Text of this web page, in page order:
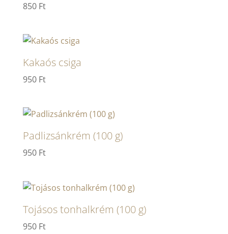
850 Ft
Kakaós csiga
950 Ft
Padlizsánkrém (100 g)
950 Ft
Tojásos tonhalkrém (100 g)
950 Ft